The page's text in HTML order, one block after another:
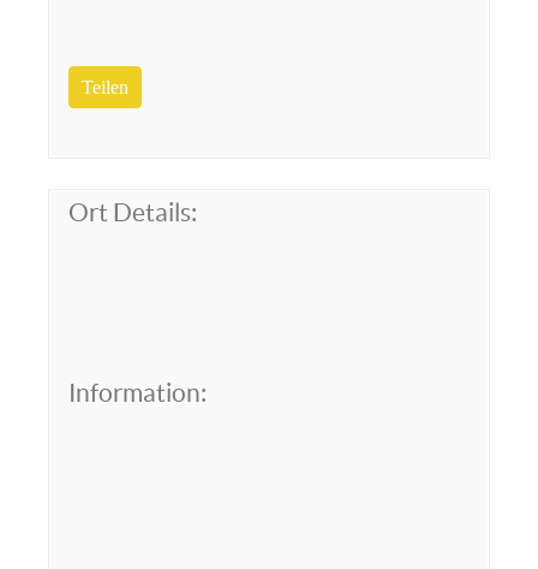
Teilen
Ort Details:
Information: